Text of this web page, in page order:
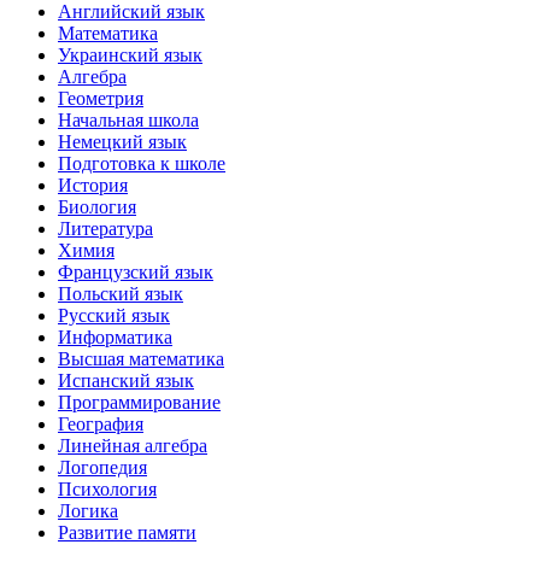
Английский язык
Математика
Украинский язык
Алгебра
Геометрия
Начальная школа
Немецкий язык
Подготовка к школе
История
Биология
Литература
Химия
Французский язык
Польский язык
Русский язык
Информатика
Высшая математика
Испанский язык
Программирование
География
Линейная алгебра
Логопедия
Психология
Логика
Развитие памяти